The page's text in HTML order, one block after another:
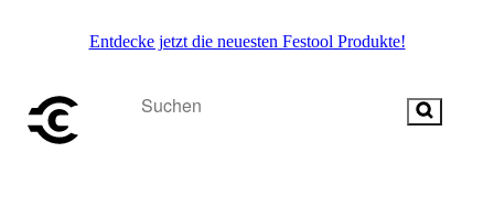
Entdecke jetzt die neuesten Festool Produkte!